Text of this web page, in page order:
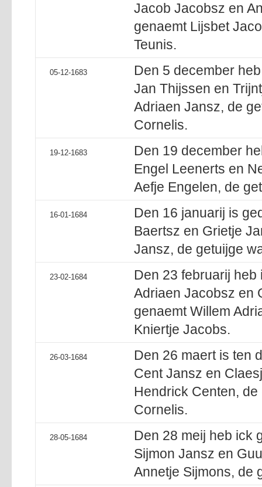
Jacob Jacobsz en
genaemt Lijsbet
Teunis.
05-12-1683
Den 5 december
Jan Thijssen en
Adriaen Jansz, de
Cornelis.
19-12-1683
Den 19 december
Engel Leenerts en
Aefje Engelen, de
16-01-1684
Den 16 januarij is
Baertsz en Grietje
Jansz, de getuijge
23-02-1684
Den 23 februarij
Adriaen Jacobsz en
genaemt Willem
Kniertje Jacobs.
26-03-1684
Den 26 maert is ten
Cent Jansz en
Hendrick Centen,
Cornelis.
28-05-1684
Den 28 meij heb ick
Sijmon Jansz en
Annetje Sijmons, de